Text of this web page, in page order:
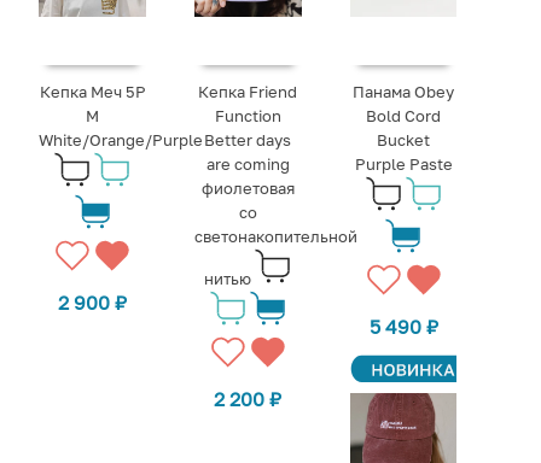
Кепка Меч 5P
M
White/Orange/Purple
2 900₽
Кепка Friend
Function
Better days
are coming
фиолетовая
со
светонакопительной
нитью
2 200₽
Панама Obey
Bold Cord
Bucket
Purple Paste
5 490 ₽